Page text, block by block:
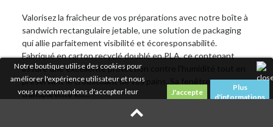
Notre boutique utilise des cookies pour
améliorer l'expérience utilisateur et nous
vous recommandons d'accepter leur
Plus
d'informations
Valorisez la fraîcheur de vos préparations avec notre boîte à
sandwich rectangulaire jetable, une solution de packaging
qui allie parfaitement visibilité et écoresponsabilité.
Fabriqué en carton recyclé doublé en PLA, ce contenant
assure une excellente protection contre l'humidité tout en
préservant le croustillant de vos pains. Sa fenêtre
transparente en...